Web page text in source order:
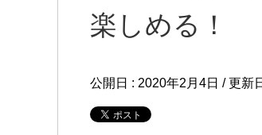
楽しめる！
公開日 : 2020年2月4日 / 更新